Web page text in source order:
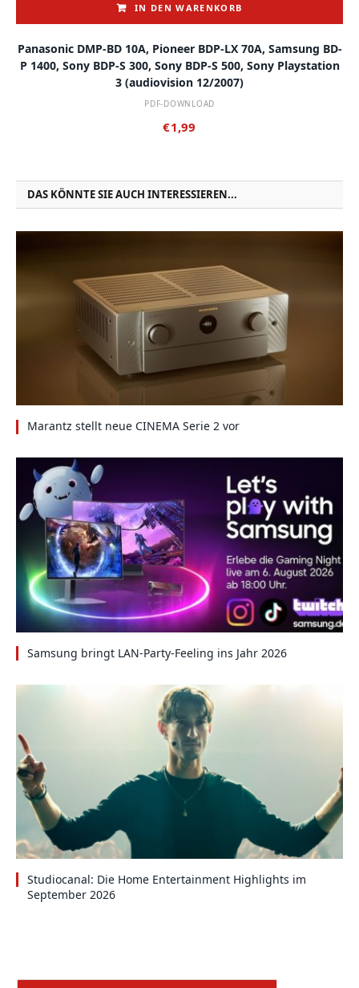
IN DEN WARENKORB
Panasonic DMP-BD 10A, Pioneer BDP-LX 70A, Samsung BD-
P 1400, Sony BDP-S 300, Sony BDP-S 500, Sony Playstation
3 (audiovision 12/2007)
PDF-DOWNLOAD
€1,99
DAS KÖNNTE SIE AUCH INTERESSIEREN...
Marantz stellt neue CINEMA Serie 2 vor
Samsung bringt LAN-Party-Feeling ins Jahr 2026
Studiocanal: Die Home Entertainment Highlights im
September 2026